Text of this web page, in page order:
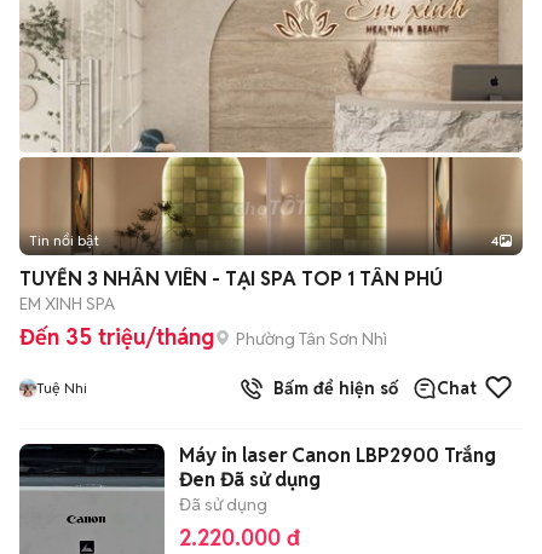
Tin nổi bật 4
TUYỂN 3 NHÂN VIÊN - TẠI SPA TOP 1 TÂN PHÚ
EM XINH SPA
Đến 35 triệu/tháng Phường Tân Sơn Nhì
Tuệ Nhi Bấm để hiện số Chat
Máy in laser Canon LBP2900 Trắng
Đen Đã sử dụng
Đã sử dụng
2.220.000 đ